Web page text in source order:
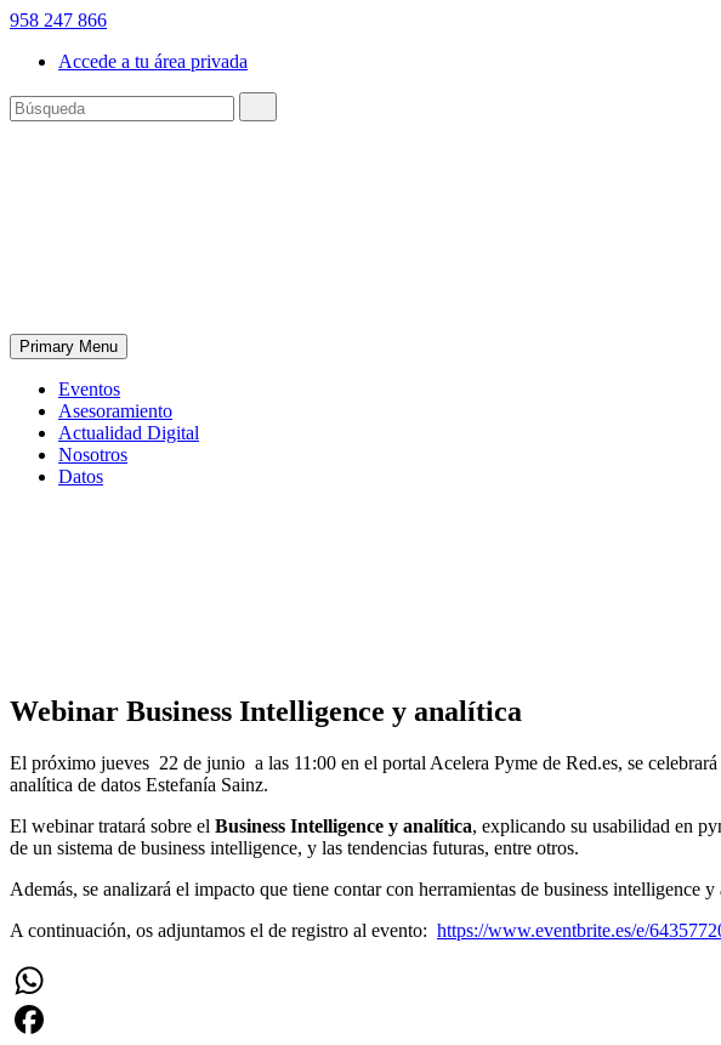
958 247 866
Accede a tu área privada
Primary Menu
Eventos
Asesoramiento
Actualidad Digital
Nosotros
Datos
Webinar Business Intelligence y analítica
El próximo jueves 22 de junio a las 11:00 en el portal Acelera Pyme de Red.es, se
analítica de datos Estefanía Sainz.
El webinar tratará sobre el Business Intelligence y analítica, explicando su usabilidad en
de un sistema de business intelligence, y las tendencias futuras, entre otros.
Además, se analizará el impacto que tiene contar con herramientas de business intelligence
A continuación, os adjuntamos el de registro al evento: https://www.eventbrite.es/e/
WhatsApp